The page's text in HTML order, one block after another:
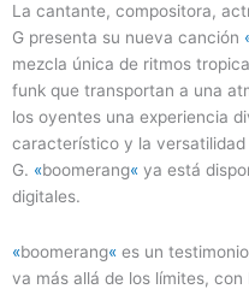
La cantante, compositora,
G presenta su nueva canción
mezcla única de ritmos
funk que transportan a una
los oyentes una experiencia
característico y la
G. «boomerang« ya está
digitales.
«boomerang« es un
va más allá de los límites,